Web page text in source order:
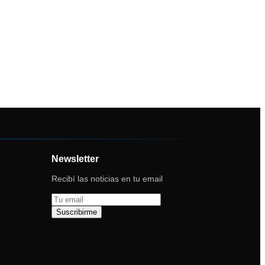
Newsletter
Recibí las noticias en tu email
Suscribirme